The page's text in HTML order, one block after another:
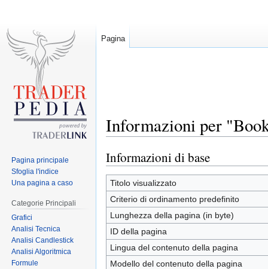
Informazioni per
Jump
to
navigation
Jump
to
search
Informazioni di base
Titolo visualizzato
Criterio di ordinamento predefinito
Lunghezza della pagina (in byte)
ID della pagina
Lingua del contenuto della pagina
Modello del contenuto della pagina
Pagina
Pagina principale
Sfoglia l'indice
Una pagina a caso
Categorie Principali
Grafici
Analisi Tecnica
Analisi Candlestick
Analisi Algoritmica
Formule